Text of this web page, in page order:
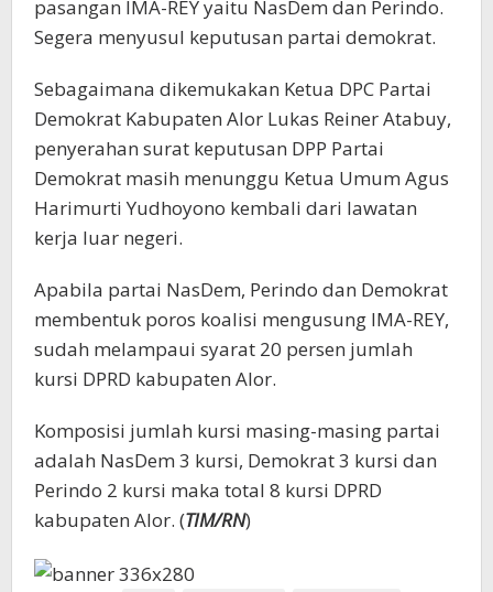
pasangan IMA-REY yaitu NasDem dan Perindo.
Segera menyusul keputusan partai demokrat.
Sebagaimana dikemukakan Ketua DPC Partai
Demokrat Kabupaten Alor Lukas Reiner Atabuy,
penyerahan surat keputusan DPP Partai
Demokrat masih menunggu Ketua Umum Agus
Harimurti Yudhoyono kembali dari lawatan
kerja luar negeri.
Apabila partai NasDem, Perindo dan Demokrat
membentuk poros koalisi mengusung IMA-REY,
sudah melampaui syarat 20 persen jumlah
kursi DPRD kabupaten Alor.
Komposisi jumlah kursi masing-masing partai
adalah NasDem 3 kursi, Demokrat 3 kursi dan
Perindo 2 kursi maka total 8 kursi DPRD
kabupaten Alor. (TIM/RN)